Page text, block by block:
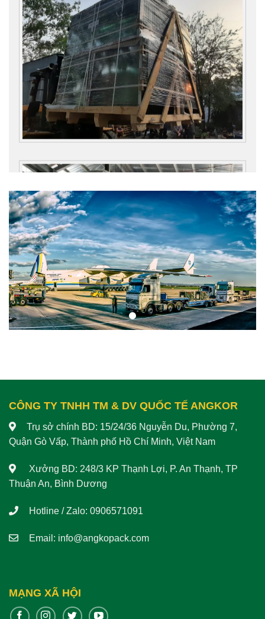
CÔNG TY TNHH TM & DV QUỐC TẾ ANGKOR
Trụ sở chính BD: 15/24/36 Nguyễn Du, Phường 7,
Quận Gò Vấp, Thành phố Hồ Chí Minh, Việt Nam
Xưởng BD: 248/3 KP Thạnh Lợi, P. An Thạnh, TP
Thuận An, Bình Dương
Hotline / Zalo: 0906571091
Email: info@angkopack.com
MẠNG XÃ HỘI